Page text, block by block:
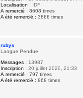
Localisation : IDF
A remercié : 8608 times
A été remercié : 3866 times
rubys
Langue Pendue
Messages : 13987
Inscription : 20 juillet 2020, 21:33
A remercié : 797 times
A été remercié : 868 times